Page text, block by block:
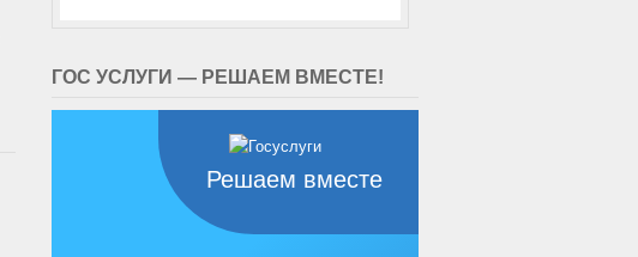
ГОС УСЛУГИ — РЕШАЕМ ВМЕСТЕ!
Решаем вместе